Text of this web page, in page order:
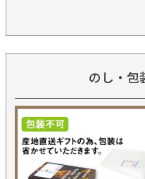
のし・包